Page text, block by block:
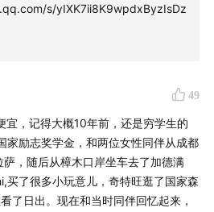
荡的钱从哪里来？
现乐天派的新大陆
荡的十年，是理想的十年
外，如何让自己的人生仍有别的
s/yIXK7ii8K9wpdxByzIsDz
49
宜，记得大概10年前，还是穷学生的
家励志奖学金，和两位女性同伴从成都
，随后从樟木口岸坐车去了加德满
买了很多小玩意儿，奇特旺逛了国家森
了日出。现在和当时同伴回忆起来，